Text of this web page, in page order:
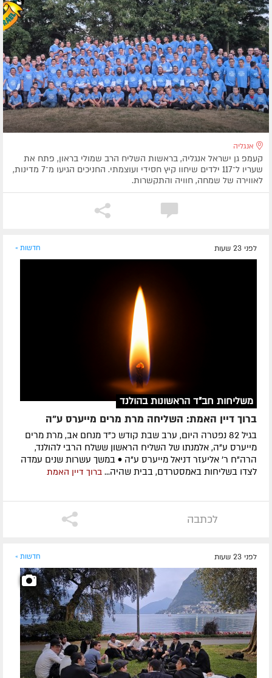
אנגליה
קעמפ גן ישראל אנגליה, בראשות השליח הרב שמולי בראון, פתח את
שעריו ל־117 ילדים שיחוו קיץ חסידי ועוצמתי. החניכים הגיעו מ־7 מדינות,
לאווירה של שמחה, חוויה והתקשרות.
לפני 23 שעות חדשות »
משליחות חב"ד הראשונות בהולנד
ברוך דיין האמת: השליחה מרת מרים מייערס ע"ה
בגיל 82 נפטרה היום, ערב שבת קודש כ"ד מנחם אב, מרת מרים
מייערס ע"ה, אלמנתו של השליח הראשון ששלח הרבי להולנד,
הרה"ח ר' אליעזר דניאל מייערס ע"ה • במשך עשרות שנים עמדה
לצדו בשליחות באמסטרדם, בבית שהיה... ברוך דיין האמת
לכתבה
לפני 23 שעות חדשות »